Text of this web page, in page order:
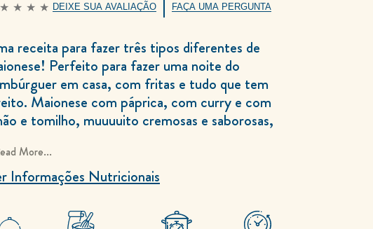
DEIXE SUA AVALIAÇÃO FAÇA UMA PERGUNTA
receita para fazer três tipos diferentes de
Perfeito para fazer uma noite do
em casa, com fritas e tudo que tem
Maionese com páprica, com curry e com
e tomilho, muuuuito cremosas e saborosas,
elas vão incrementar o seu lanche do dia a
More...
Informações Nutricionais